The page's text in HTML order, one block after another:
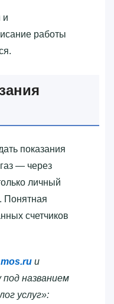
и
работы
показания
— через
личный
Понятная
счетчиков
mos.ru и
под названием
услуг»: